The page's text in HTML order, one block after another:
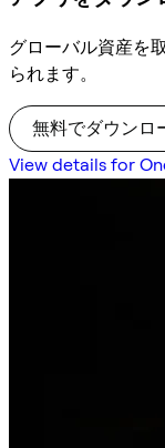
グローバル資産を
られます。
無料でダウンロ
View details for